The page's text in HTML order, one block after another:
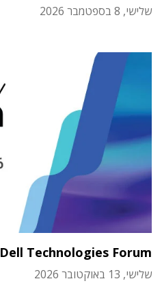
שלישי, 8 בספטמבר 2026
Dell Technologies Forum
שלישי, 13 באוקטובר 2026